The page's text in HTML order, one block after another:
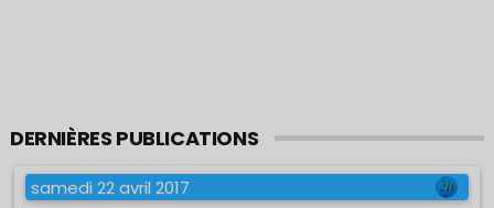
DERNIÈRES PUBLICATIONS
samedi 22 avril 2017